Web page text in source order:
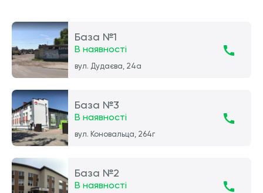
База №1
В наявності
вул. Дудаєва, 24а
База №3
В наявності
вул. Коновальца, 264г
База №2
В наявності